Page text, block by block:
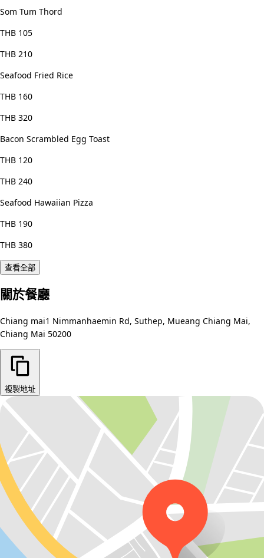
Som Tum Thord
THB 105
THB 210
Seafood Fried Rice
THB 160
THB 320
Bacon Scrambled Egg Toast
THB 120
THB 240
Seafood Hawaiian Pizza
THB 190
THB 380
查看全部
關於餐廳
Chiang mai1 Nimmanhaemin Rd, Suthep, Mueang Chiang Mai,
Chiang Mai 50200
複製地址